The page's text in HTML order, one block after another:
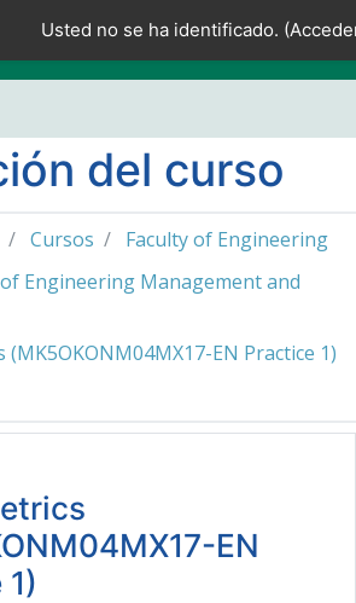
Usted no se ha identificado. (
del curso
Cursos
Faculty of Engineering
Engineering Management and
(MK5OKONM04MX17-EN Practice 1)
EN